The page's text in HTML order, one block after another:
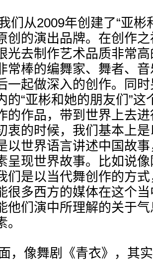
们从2009年创建了“亚彬
创的演出品牌。在创作
光去制作艺术品质非常
常棒的编舞家、舞者、
一起做深入的创作。同
的“亚彬和她的朋友们”这
的作品，带到世界上去
衷的时候，我们基本上
以世界语言讲述中国故
呈现世界故事。比如说
们是以当代舞创作的方
很多西方的媒体在这个
他们演中所理解的关于
，像舞剧《青衣》，其